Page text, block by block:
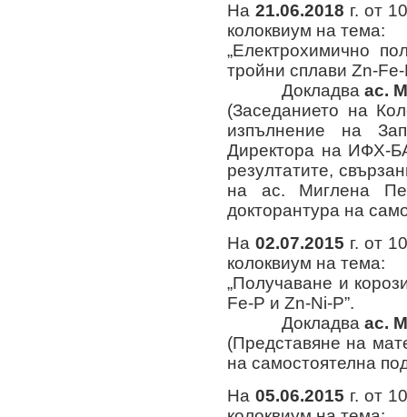
На21.06.2018 г. от
колоквиум на тема:
„Електрохимично
тройни сплави Zn-
Докладва ac.
(Заседанието на
изпълнение на
Директора на ИФХ-
резултатите,
на ас. Миглена
докторантура на
На02.07.2015 г. от
колоквиум на тема:
„Получаване и
Fe-P и Zn-Ni-P”.
Докладва ac.
(Представяне на
на самостоятелна
На05.06.2015 г. от